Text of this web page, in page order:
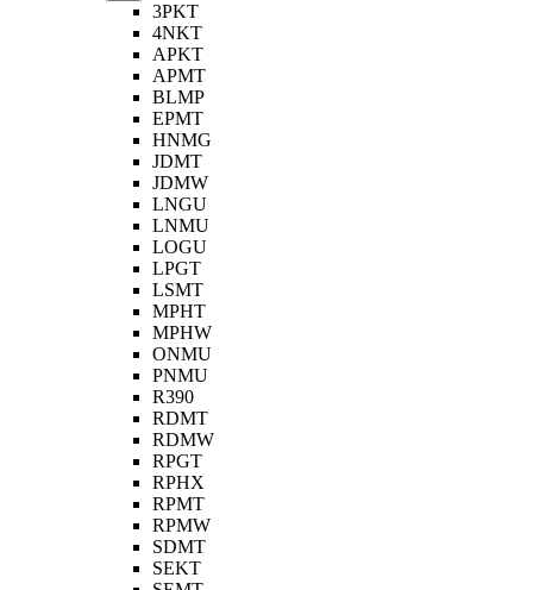
3PKT
4NKT
APKT
APMT
BLMP
EPMT
HNMG
JDMT
JDMW
LNGU
LNMU
LOGU
LPGT
LSMT
MPHT
MPHW
ONMU
PNMU
R390
RDMT
RDMW
RPGT
RPHX
RPMT
RPMW
SDMT
SEKT